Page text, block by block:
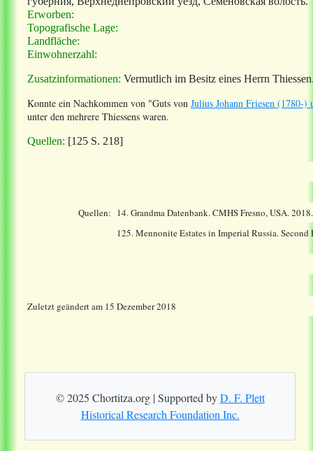
Erworben:
Topografische Lage:
Landfläche:
Einwohnerzahl:
Zusatzinformationen: Vermutlich im Besitz eines Herrn
Konnte ein Nachkommen von "Guts von Julius Johann Friesen (1780-)
unter den mehrere Thiessens waren.
Quellen: [125 S. 218]
Quellen: 14.Grandma Datenbank. CMHS Fresno, USA.
125. Mennonite Estates in Imperial Russia.
Zuletzt geändert am 15 Dezember 2018
© 2025 Chortitza.org | Supported byD. F. Plett
Historical Research Foundation Inc.